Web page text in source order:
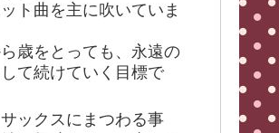
ト曲を主に吹いていま
歳をとっても、永遠の
て続けていく目標で
ックスにまつわる事